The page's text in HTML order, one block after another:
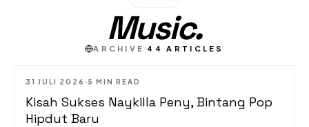
Music.
ARCHIVE 44 ARTICLES
31 JULI 2026 5 MIN READ
Kisah Sukses Naykilla Peny, Bintang Pop
Hipdut Baru